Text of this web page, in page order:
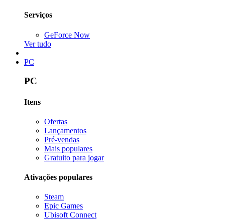
Serviços
GeForce Now
Ver tudo
PC
PC
Itens
Ofertas
Lançamentos
Pré-vendas
Mais populares
Gratuito para jogar
Ativações populares
Steam
Epic Games
Ubisoft Connect